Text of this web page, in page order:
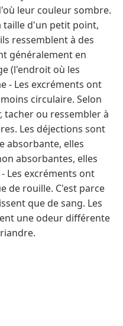
leur couleur sombre.
taille d'un petit point,
ressemblent à des
généralement en
(l'endroit où les
- Les excréments ont
circulaire. Selon
tacher ou ressembler à
Les déjections sont
absorbante, elles
absorbantes, elles
Les excréments ont
de rouille. C'est parce
que de sang. Les
une odeur différente